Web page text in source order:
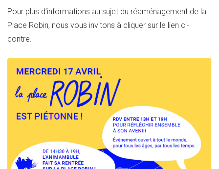
Pour plus d’informations au sujet du réaménagement de la
Place Robin, nous vous invitons à cliquer sur le lien ci-
contre.